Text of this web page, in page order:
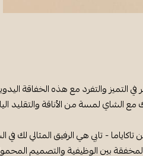
في التميز والتفرد مع هذه الخفاقة
مع الشاي لمسة من الأناقة والتقليد
- تابي هي الرفيق المثالي لك
بين الوظيفية والتصميم